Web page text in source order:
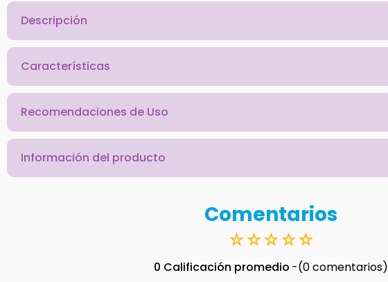
Descripción
Características
Recomendaciones de Uso
Información del producto
Comentarios
☆☆☆☆☆
0 Calificación promedio
(0 comentarios)